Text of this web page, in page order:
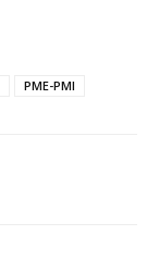
PME-PMI